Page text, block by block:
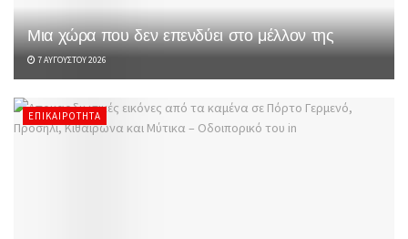
Μια χώρα που δεν επενδύει στο μέλλον της
7 ΑΥΓΟΎΣΤΟΥ 2026
ΕΠΙΚΑΙΡΌΤΗΤΑ